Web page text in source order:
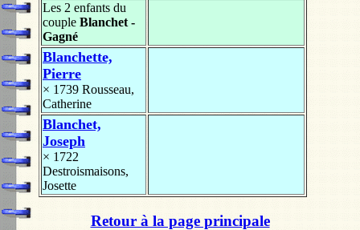
Les 2 enfants du
couple Blanchet -
Gagné
Blanchette,
Pierre
× 1739 Rousseau,
Catherine
Blanchet,
Joseph
× 1722
Destroismaisons,
Josette
Retour à la page principale